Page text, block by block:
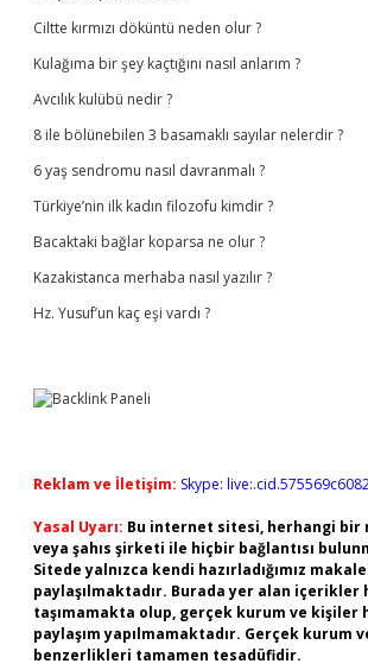
Ciltte kırmızı döküntü neden olur ?
Kulağıma bir şey kaçtığını nasıl anlarım ?
Avcılık kulübü nedir ?
8 ile bölünebilen 3 basamaklı sayılar nelerdir ?
6 yaş sendromu nasıl davranmalı ?
Türkiye’nin ilk kadın filozofu kimdir ?
Bacaktaki bağlar koparsa ne olur ?
Kazakistanca merhaba nasıl yazılır ?
Hz. Yusuf’un kaç eşi vardı ?
Reklam ve İletişim: Skype:
Yasal Uyarı: Bu internet sitesi, herhangi bir
veya şahıs şirketi ile hiçbir bağlantısı
Sitede yalnızca kendi hazırladığımız
paylaşılmaktadır. Burada yer alan içerikler
taşımamakta olup, gerçek kurum ve kişiler
paylaşım yapılmamaktadır. Gerçek kurum
benzerlikleri tamamen tesadüfidir.